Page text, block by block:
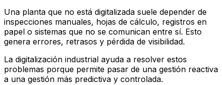
Una planta que no está digitalizada suele depender de
inspecciones manuales, hojas de cálculo, registros en
papel o sistemas que no se comunican entre sí. Esto
genera errores, retrasos y pérdida de visibilidad.
La digitalización industrial ayuda a resolver estos
problemas porque permite pasar de una gestión reactiva
a una gestión más predictiva y controlada.